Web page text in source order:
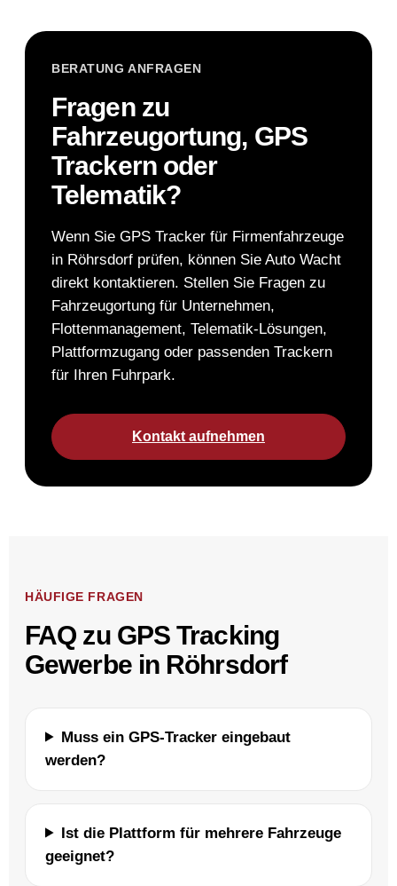
BERATUNG ANFRAGEN
Fragen zu
Fahrzeugortung, GPS
Trackern oder
Telematik?
Wenn Sie GPS Tracker für Firmenfahrzeuge
in Röhrsdorf prüfen, können Sie Auto Wacht
direkt kontaktieren. Stellen Sie Fragen zu
Fahrzeugortung für Unternehmen,
Flottenmanagement, Telematik-Lösungen,
Plattformzugang oder passenden Trackern
für Ihren Fuhrpark.
Kontakt aufnehmen
HÄUFIGE FRAGEN
FAQ zu GPS Tracking
Gewerbe in Röhrsdorf
Muss ein GPS-Tracker eingebaut
werden?
Ist die Plattform für mehrere Fahrzeuge
geeignet?